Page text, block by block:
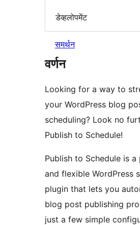
डेव्हलोपमेंट
समर्थन
वर्णन
Looking for a way to
your WordPress blog
scheduling? Look no
Publish to Schedule!
Publish to Schedule is
and flexible WordPress
plugin that lets you
blog post publishing
just a few simple